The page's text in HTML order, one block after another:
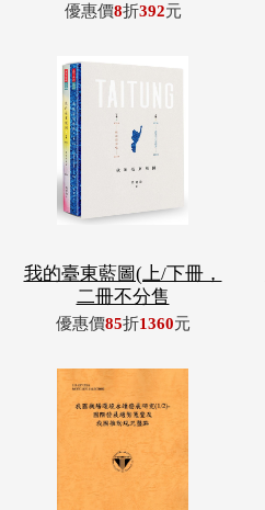
優惠價8折392元
我的臺東藍圖(上/下冊，
二冊不分售
優惠價85折1360元